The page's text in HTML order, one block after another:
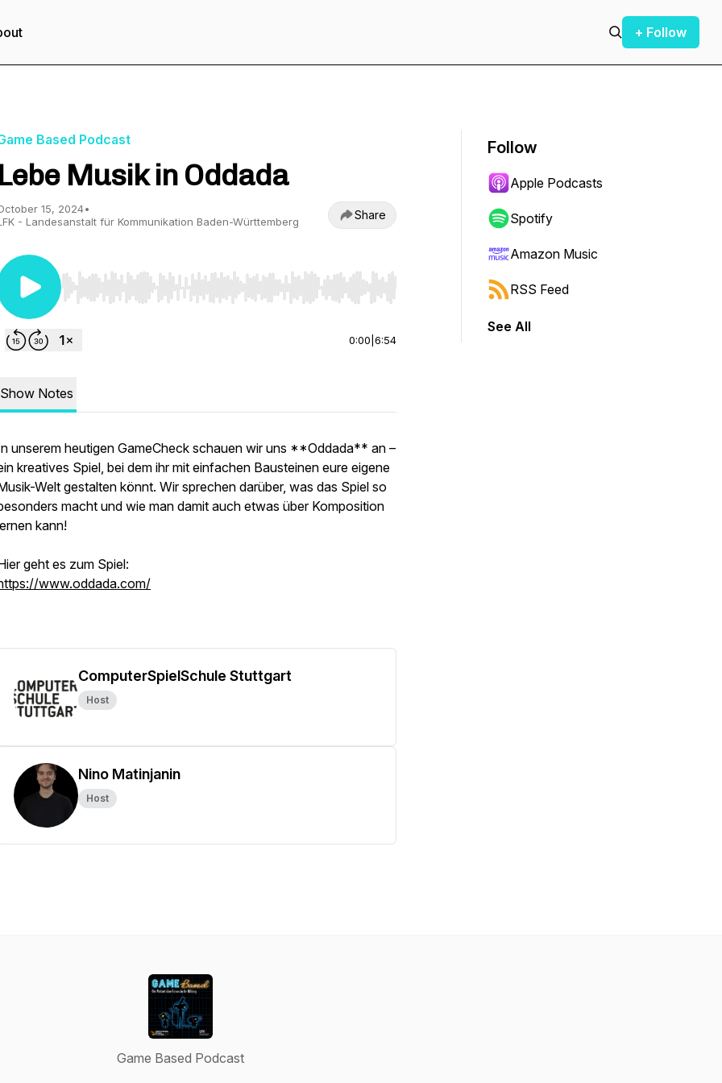
+ Follow
Based Podcast
Lebe Musik in Oddada
15, 2024•
- Landesanstalt für Kommunikation Baden-Württemberg
Share
Use Left/Right to seek, Home/End to jump to start or end. Hold shift to jump forward or backward.
0:00 6:54
Show Notes
unserem heutigen GameCheck schauen wir uns **Oddada** an –
kreatives Spiel, bei dem ihr mit einfachen Bausteinen eure eigene
Welt gestalten könnt. Wir sprechen darüber, was das Spiel so
macht und wie man damit auch etwas über Komposition
kann!
geht es zum Spiel:
www.oddada.com/
ComputerSpielSchule Stuttgart
Host
Nino Matinjanin
Host
Follow
Apple Podcasts
Spotify
Amazon Music
RSS Feed
See All
Game Based Podcast